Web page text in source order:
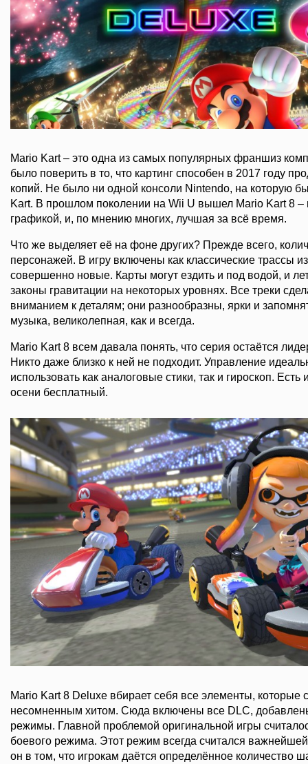
Mario Kart – это одна из самых популярных франшиз
было поверить в то, что картинг способен в 2017 году
копий. Не было ни одной консоли Nintendo, на которую
Kart. В прошлом поколении на Wii U вышел Mario Kart 8 –
графикой, и, по мнению многих, лучшая за всё время.
Что же выделяет её на фоне других? Прежде всего,
персонажей. В игру включены как классические трассы
совершенно новые. Карты могут ездить и под водой, и
законы гравитации на некоторых уровнях. Все треки
вниманием к деталям; они разнообразны, ярки и
музыка, великолепная, как и всегда.
Mario Kart 8 всем давала понять, что серия остаётся
Никто даже близко к ней не подходит. Управление
использовать как аналоговые стики, так и гироскоп.
осени бесплатный.
Mario Kart 8 Deluxe вбирает себя все элементы, которые
несомненным хитом. Сюда включены все DLC,
режимы. Главной проблемой оригинальной игры
боевого режима. Этот режим всегда считался
он в том, что игрокам даётся определённое количество